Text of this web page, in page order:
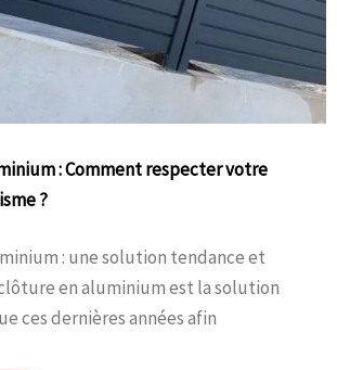
: Comment respecter votre
?
: une solution tendance et
en aluminium est la solution
ces dernières années afin